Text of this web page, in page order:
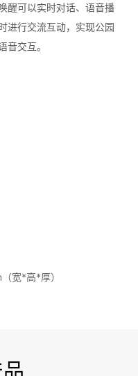
醒可以实时对话、语音播
进行交流互动，实现公园
音交互。
宽*高*厚）